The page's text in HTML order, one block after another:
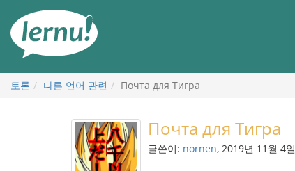
토론 다른 언어 관련 Почта для Тигра
Почта для Тигра
글쓴이: nornen, 2019년 11월 4일